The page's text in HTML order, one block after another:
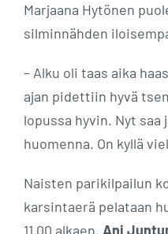
Marjaana Hytönen
silminnähden
– Alku oli taas aika
ajan pidettiin hyvä
lopussa hyvin. Nyt
huomenna. On kyllä
Naisten parikilpailun
karsintaerä pelataan
11.00 alkaen. Ani